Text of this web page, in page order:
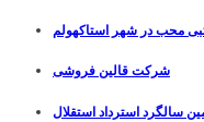
محب در شهر استاکهولم
شرکت قالین فروشی
سالگرد استرداد استقلال